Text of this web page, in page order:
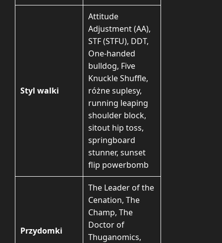
Styl walki
Attitude
Adjustment (AA),
STF (STFU), DDT,
One-handed
bulldog, Five
Knuckle Shuffle,
różne suplesy,
running leaping
shoulder block,
sitout hip toss,
springboard
stunner, sunset
flip powerbomb
Przydomki
The Leader of the
Cenation, The
Champ, The
Doctor of
Thuganomics,